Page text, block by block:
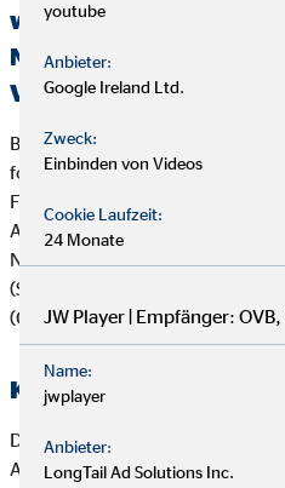
wichtigsten
Versicherungs- und
Bei der Beratung zu
fondsgebundenen Lebens- und
Finanzanlageprodukten verfolgt
AG die folgende Strategie zur
Nachhaltigkeitsaspekten wie
(Social) und
(Governance):
Kooperierende
Die OVB Vermögensberatung
Anbietern von
youtube
Anbieter:
Google Ireland Ltd.
Zweck:
Einbinden von Videos
Cookie Laufzeit:
24 Monate
JW Player | Empfänger:
Name:
jwplayer
Anbieter:
LongTail Ad Solutions Inc.